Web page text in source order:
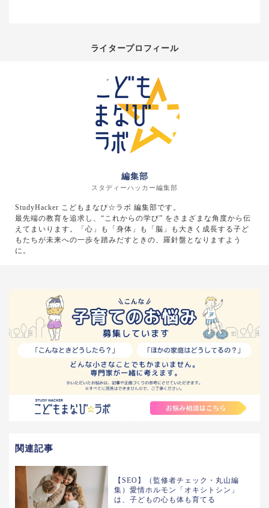
ライタープロフィール
編集部
スタディーハッカー編集部
StudyHacker こどもまなび☆ラボ 編集部です。
最先端の教育を追求し、“これからの学び” をさまざまな角度から伝
えてまいります。「心」も「身体」も「脳」も大きく成長する子ど
もたちが未来への一歩を踏みだすときの、羅針盤となりますよう
に。
関連記事
【SEO】（監修者チェック・丸山編
集）愛情ホルモン「オキシトシン」
は、子どもの心も体も育てる